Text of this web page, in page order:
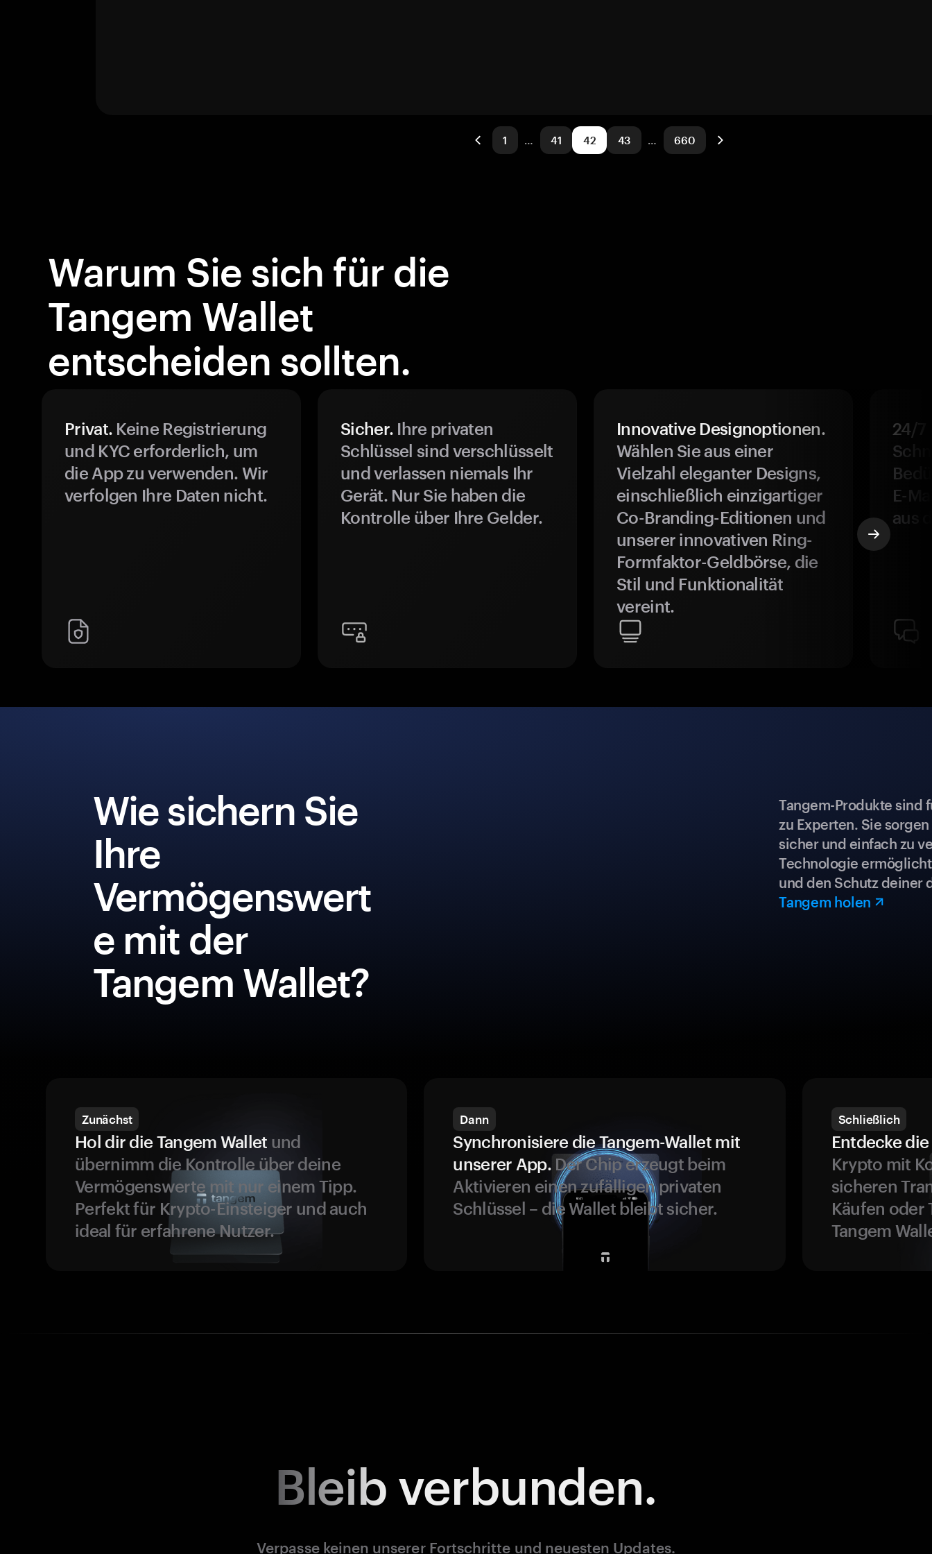
1 … 41 42 43 … 660
Warum Sie sich für die
Tangem Wallet
entscheiden sollten.
Privat. Keine Registrierung
und KYC erforderlich, um
die App zu verwenden. Wir
verfolgen Ihre Daten nicht.
Sicher. Ihre privaten
Schlüssel sind verschlüsselt
und verlassen niemals Ihr
Gerät. Nur Sie haben die
Kontrolle über Ihre Gelder.
Innovative Designoptionen.
Wählen Sie aus einer
Vielzahl eleganter Designs,
einschließlich einzigartiger
Co-Branding-Editionen und
unserer innovativen Ring-
Formfaktor-Geldbörse, die
Stil und Funktionalität
vereint.
24/7
E-
aus
Wie sichern Sie
Ihre
Vermögenswert
e mit der
Tangem Wallet?
Tangem-Produkte sind
zu Experten. Sie
sicher und einfach zu
Technologie
und den Schutz deiner
Tangem holen
Zunächst
Hol dir die Tangem Wallet und
übernimm die Kontrolle über deine
Vermögenswerte mit nur einem Tipp.
Perfekt für Krypto-Einsteiger und auch
ideal für erfahrene Nutzer.
Dann
Synchronisiere die Tangem-Wallet mit
unserer App.Der Chip erzeugt beim
Aktivieren einen zufälligen privaten
Schlüssel – die Wallet bleibt sicher.
Schließlich
Entdecke
Krypto mit
sicheren
Käufen oder
Tangem
Bleib verbunden.
Verpasse keinen unserer Fortschritte und neuesten Updates.